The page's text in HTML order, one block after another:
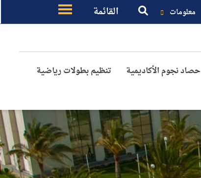
معلومات القائمة
حصاد نجوم الأكاديمية
تنظيم بطولات رياضية